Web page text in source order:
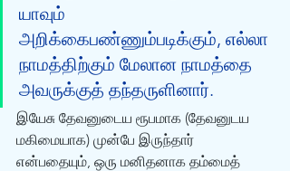
யாவும்
அறிக்கைபண்ணும்படிக்கும், எல்லா
நாமத்திற்கும் மேலான நாமத்தை
அவருக்குத் தந்தருளினார்.
இயேசு தேவனுடைய ரூபமாக (தேவனுடய
மகிமையாக) முன்பே இருந்தார்
என்பதையும், ஒரு மனிதனாக தம்மைத்